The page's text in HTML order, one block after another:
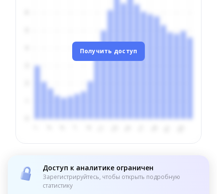
Получить доступ
Доступ к аналитике ограничен
Зарегистрируйтесь, чтобы открыть подробную
статистику